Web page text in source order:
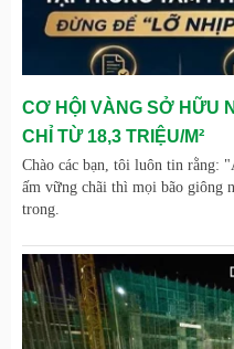
CƠ HỘI VÀNG SỞ HỮU
CHỈ TỪ 18,3 TRIỆU/M²
Chào các bạn, tôi luôn tin rằng:
ấm vững chãi thì mọi bão giông
trong.